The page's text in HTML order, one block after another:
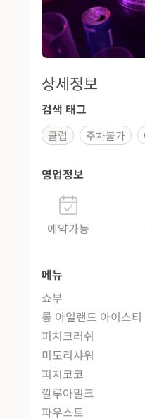
상세정보
검색 태그
클럽 주차불가
영업정보
예약가능
메뉴
쇼부
롱 아일랜드 아이스티
피치크러쉬
미도리샤워
피치코코
깔루아밀크
파우스트